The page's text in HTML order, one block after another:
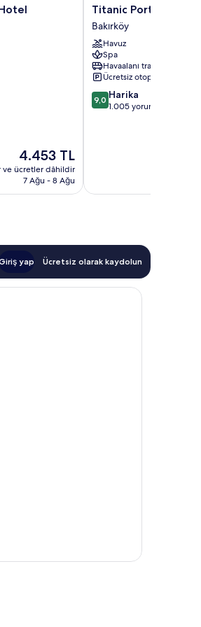
Güncel
fiyat:
4.453 TL
4.453 TL
ve ücretler dâhildir
7 Ağu - 8 Ağu
Titanic
Port
Bakirkoy
Bakırköy
Titanic Port Bakirkoy
Bakırköy
Havuz
Spa
Havaalanı transferi
Ücretsiz otopark
10
üzerinden
9,0 Harika
1.005 yorum
yap Ücretsiz olarak kaydolun